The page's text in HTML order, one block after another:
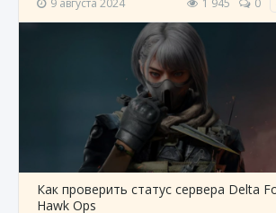
Как проверить статус сервера Delta
Hawk Ops